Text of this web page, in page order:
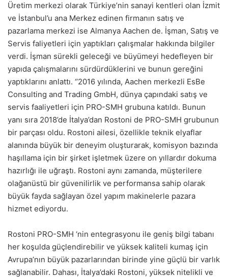
Üretim merkezi olarak Türkiye’nin sanayi kentleri olan İzmit
ve İstanbul’u ana Merkez edinen firmanın satış ve
pazarlama merkezi ise Almanya Aachen de. İşman, Satış ve
Servis faliyetleri için yaptıkları çalışmalar hakkında bilgiler
verdi. İşman sürekli geleceği ve büyümeyi hedefleyen bir
yapıda çalışmalarını sürdürdüklerini ve bunun gereğini
yaptıklarını anlattı. ‘’2016 yılında, Aachen merkezli EsBe
Consulting and Trading GmbH, dünya çapındaki satış ve
servis faaliyetleri için PRO-SMH grubuna katıldı. Bunun
yanı sıra 2018’de İtalya’dan Rostoni de PRO-SMH grubunun
bir parçası oldu. Rostoni ailesi, özellikle teknik elyaflar
alanında büyük bir deneyim oluşturarak, komisyon bazında
haşıllama için bir şirket işletmek üzere on yıllardır dokuma
hazırlığı ile uğraştı. Rostoni aynı zamanda, müşterilere
olağanüstü bir güvenilirlik ve performansa sahip olarak
büyük fayda sağlayan özel yapım makinelerle pazara
hizmet ediyordu.
Rostoni PRO-SMH ‘nin entegrasyonu ile geniş bilgi tabanı
her koşulda güçlendirebilir ve yüksek kaliteli kumaş için
Avrupa’nın büyük pazarlarından birinde yine güçlü bir varlık
sağlanabilir. Dahası, İtalya’daki Rostoni, yüksek nitelikli ve